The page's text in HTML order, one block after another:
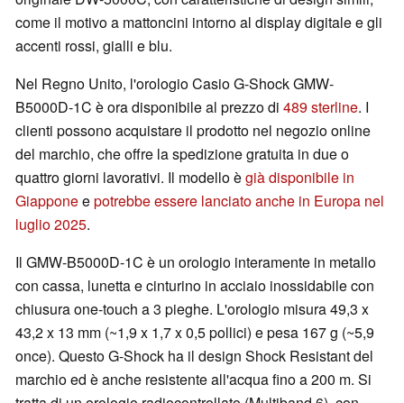
come il motivo a mattoncini intorno al display digitale e gli
accenti rossi, gialli e blu.
Nel Regno Unito, l'orologio Casio G-Shock GMW-
B5000D-1C è ora disponibile al prezzo di 489 sterline. I
clienti possono acquistare il prodotto nel negozio online
del marchio, che offre la spedizione gratuita in due o
quattro giorni lavorativi. Il modello ègià disponibile in
Giapponeepotrebbe essere lanciato anche in Europa nel
luglio 2025.
Il GMW-B5000D-1C è un orologio interamente in metallo
con cassa, lunetta e cinturino in acciaio inossidabile con
chiusura one-touch a 3 pieghe. L'orologio misura 49,3 x
43,2 x 13 mm (~1,9 x 1,7 x 0,5 pollici) e pesa 167 g (~5,9
once). Questo G-Shock ha il design Shock Resistant del
marchio ed è anche resistente all'acqua fino a 200 m. Si